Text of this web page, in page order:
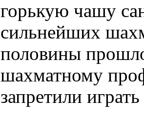
горькую чашу
сильнейших
половины
шахматному
запретили